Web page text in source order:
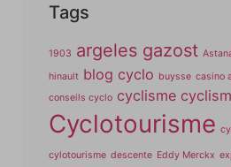
Tags
1903 argeles gazost
hinault blog cyclo buysse casino
conseils cyclo cyclisme
Cyclotourisme
cylotourisme descente Eddy Merckx